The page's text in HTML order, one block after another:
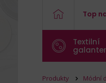
Top
Textilní
Produkty Módní